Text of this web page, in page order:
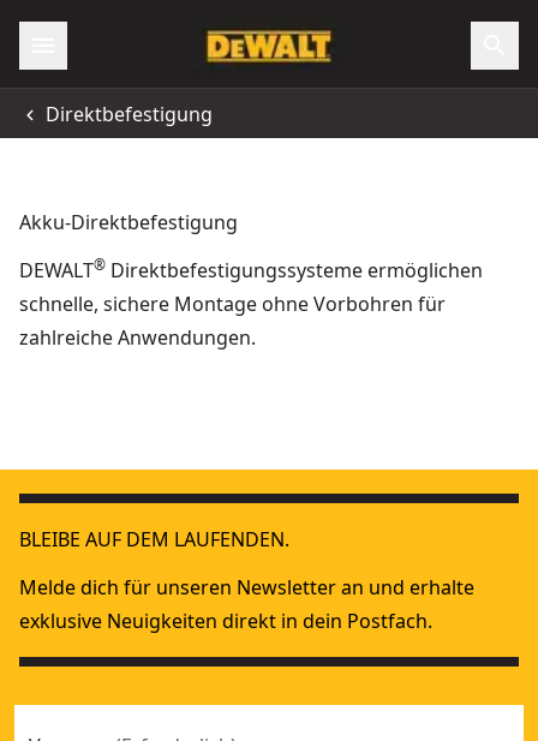
Direktbefestigung
Akku-Direktbefestigung
DEWALT® Direktbefestigungssysteme ermöglichen
schnelle, sichere Montage ohne Vorbohren für
zahlreiche Anwendungen.
BLEIBE AUF DEM LAUFENDEN.
Melde dich für unseren Newsletter an und erhalte
exklusive Neuigkeiten direkt in dein Postfach.